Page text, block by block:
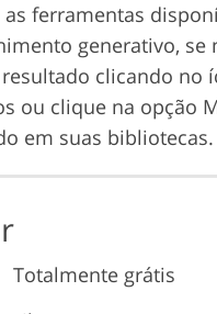
as ferramentas
generativo, se
resultado clicando no
ou clique na opção
em suas bibliotecas.
Totalmente grátis